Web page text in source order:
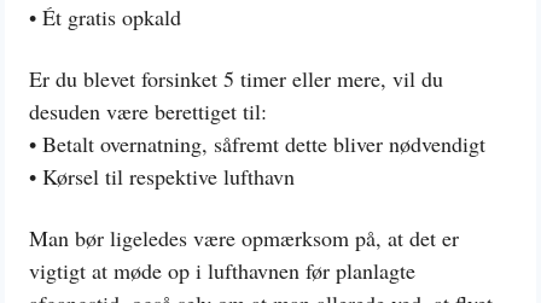
• Ét gratis opkald
Er du blevet forsinket 5 timer eller mere, vil du
desuden være berettiget til:
• Betalt overnatning, såfremt dette bliver nødvendigt
• Kørsel til respektive lufthavn
Man bør ligeledes være opmærksom på, at det er
vigtigt at møde op i lufthavnen før planlagte